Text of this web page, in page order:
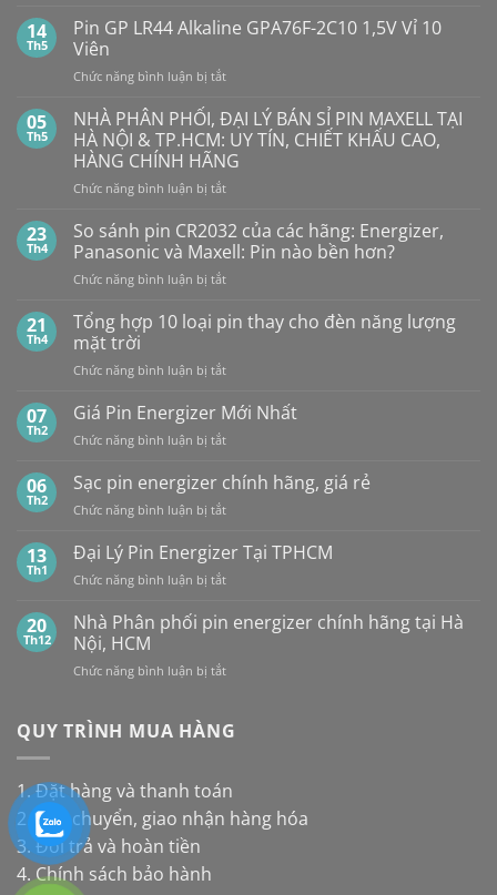
Dung
Lượng
Bao
Mua
con
thỏ
giá
rẻ
ở
đâu
Ô
TÔ
PIN
NGỜ?
PIN
MAXELL
CR2032S Cao
cấp
14
Th5
Pin GP LR44 Alkaline GPA76F-2C10 1,5V Vỉ 10
Viên
Chức năng bình luận bị tắtở
GP
LR44
Alkaline
GPA76F-
2C10
Vỉ
10
Viên
05
Th5
NHÀ PHÂN PHỐI, ĐẠI LÝ BÁN SỈ PIN MAXELL TẠI
HÀ NỘI & TP.HCM: UY TÍN, CHIẾT KHẤU CAO,
HÀNG CHÍNH HÃNG
Chức năng bình luận bị tắtở
PHÂN
PHỐI,
ĐẠI
LÝ
SỈ
TẠI
NỘI
TP.HCM:
TÍN,
CHIẾT
CAO,
HÀNG
CHÍNH
23
Th4
So sánh pin CR2032 của các hãng: Energizer,
Panasonic và Maxell: Pin nào bền hơn?
Chức năng bình luận bị tắtở
sánh
pin
của
hãng:
Panasonic
Maxell:
hơn?
21
Th4
Tổng hợp 10 loại pin thay cho đèn năng lượng
mặt trời
Chức năng bình luận bị tắtở
hợp
10
loại
thay
đèn
lượng
mặt
07
Th2
Giá Pin Energizer Mới Nhất
Chức năng bình luận bị tắtở
Pin
Energizer
Mới
06
Th2
Sạc pin energizer chính hãng, giá rẻ
Chức năng bình luận bị tắtở
pin
energizer
chính
giá
13
Th1
Đại Lý Pin Energizer Tại TPHCM
Chức năng bình luận bị tắtở
Lý
Pin
Tại
20
Th12
Nhà Phân phối pin energizer chính hãng tại Hà
Nội, HCM
Chức năng bình luận bị tắtở
phối
hãng
tại
QUY TRÌNH MUA HÀNG
1. Đặt hàng và thanh toán
2. Vận chuyển, giao nhận hàng hóa
3. Đổi trả và hoàn tiền
4. Chính sách bảo hành